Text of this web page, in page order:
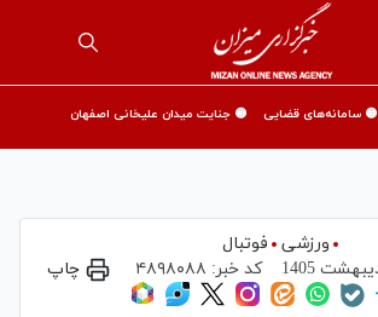
🟡 سامانه‌های قضایی 🟡 جنایت میدان علیخانی اصفهان
ورزشی
فوتبال
کد خبر: ۴۸۹۸۰۸۸ چاپ